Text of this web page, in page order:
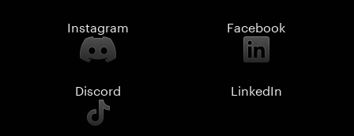
Instagram Facebook
Discord LinkedIn